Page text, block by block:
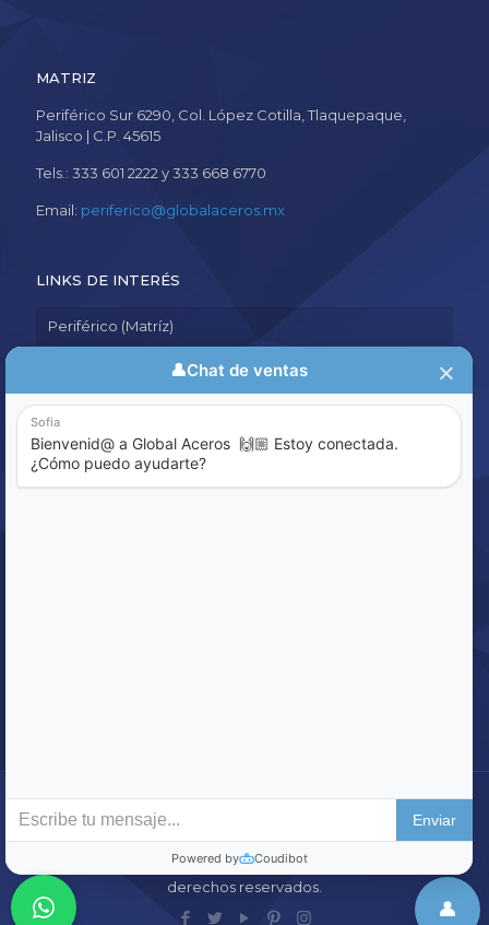
MATRIZ
Periférico Sur 6290, Col. López Cotilla, Tlaquepaque,
Jalisco | C.P. 45615
Tels.: 333 601 2222 y 333 668 6770
Email: periferico@globalaceros.mx
LINKS DE INTERÉS
Periférico (Matríz)
Aviso de Privacidad
Política de Calidad
Sistema de Denuncia
© 2020 Global Aceros – Construyendo México Todos los
derechos reservados.